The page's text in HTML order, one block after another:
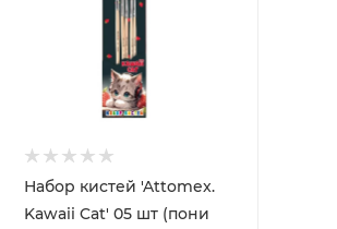
Набор кистей 'Attomex.
Kawaii Cat' 05 шт (пони